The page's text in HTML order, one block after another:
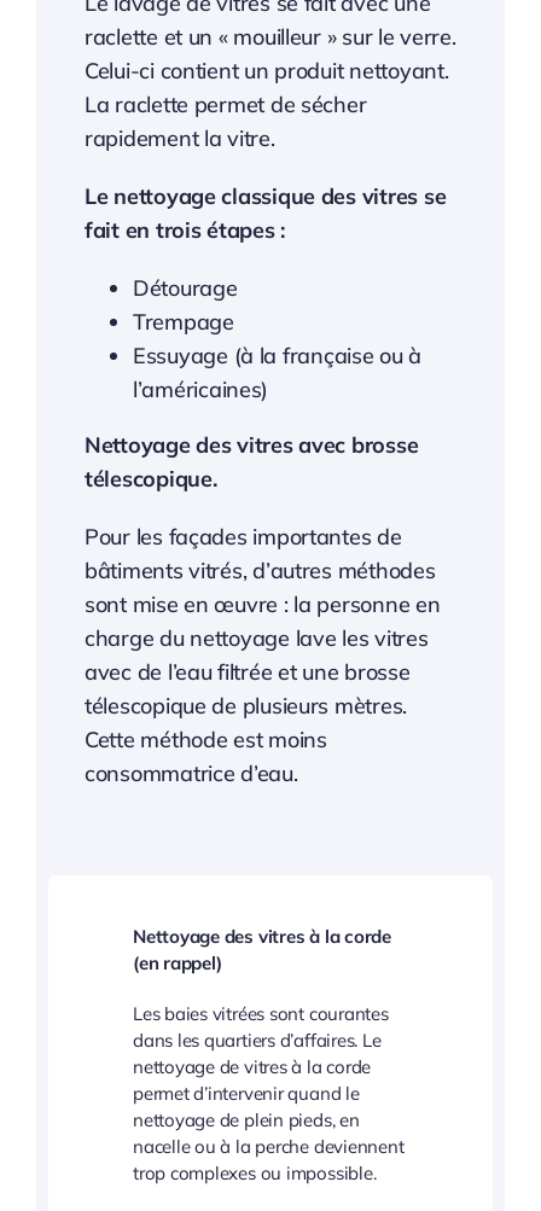
raclette et un « mouilleur » sur le verre.
Celui-ci contient un produit nettoyant.
La raclette permet de sécher
rapidement la vitre.
Le nettoyage classique des vitres se
fait en trois étapes :
Détourage
Trempage
Essuyage (à la française ou à
l’américaines)
Nettoyage des vitres avec brosse
télescopique.
Pour les façades importantes de
bâtiments vitrés, d’autres méthodes
sont mise en œuvre : la personne en
charge du nettoyage lave les vitres
avec de l’eau filtrée et une brosse
télescopique de plusieurs mètres.
Cette méthode est moins
consommatrice d’eau.
Nettoyage des vitres à la corde
(en rappel)
Les baies vitrées sont courantes
dans les quartiers d’affaires. Le
nettoyage de vitres à la corde
permet d’intervenir quand le
nettoyage de plein pieds, en
nacelle ou à la perche deviennent
trop complexes ou impossible.